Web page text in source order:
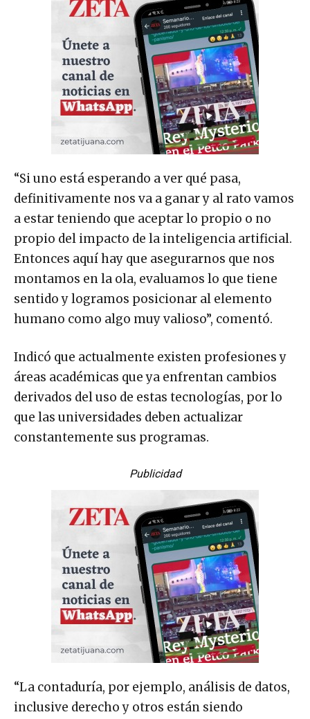
“Si uno está esperando a ver qué pasa,
definitivamente nos va a ganar y al rato vamos
a estar teniendo que aceptar lo propio o no
propio del impacto de la inteligencia artificial.
Entonces aquí hay que asegurarnos que nos
montamos en la ola, evaluamos lo que tiene
sentido y logramos posicionar al elemento
humano como algo muy valioso”, comentó.
Indicó que actualmente existen profesiones y
áreas académicas que ya enfrentan cambios
derivados del uso de estas tecnologías, por lo
que las universidades deben actualizar
constantemente sus programas.
Publicidad
“La contaduría, por ejemplo, análisis de datos,
inclusive derecho y otros están siendo